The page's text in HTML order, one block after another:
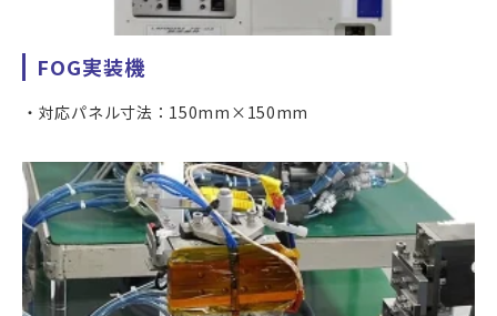
FOG実装機
対応パネル寸法：150mm×150mm